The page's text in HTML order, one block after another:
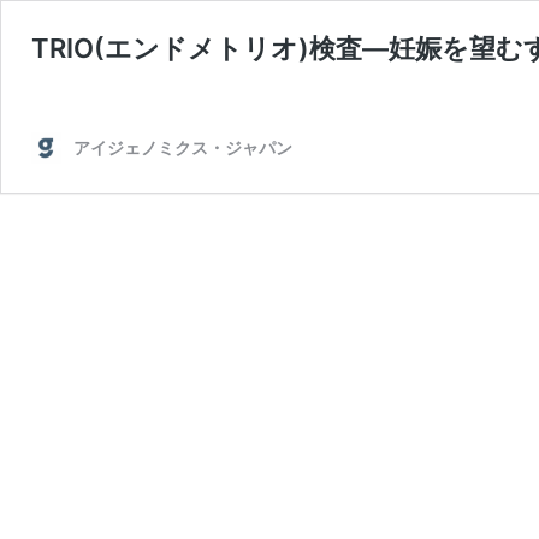
TRIO(エンドメトリオ)検査―妊娠を望む
アイジェノミクス・ジャパン